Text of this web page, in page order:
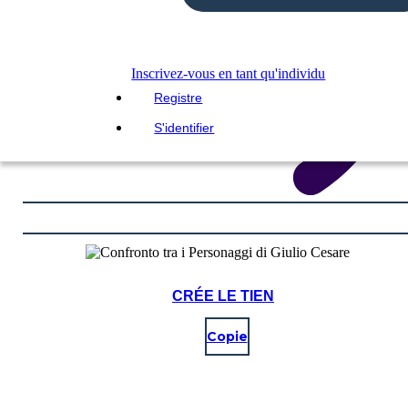
Inscrivez-vous en tant qu'individu
Registre
S'identifier
CRÉE LE TIEN
Copie